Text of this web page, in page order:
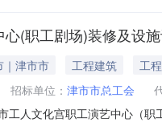
(职工剧场)装修及设
｜津市市 工程建筑
工程
招标单位： 津市市总工会
工人文化宫职工演艺中心（